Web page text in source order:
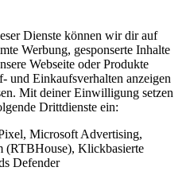
Dienste können wir dir auf
Werbung, gesponserte Inhalte
Webseite oder Produkte
und Einkaufsverhalten anzeigen
Mit deiner Einwilligung setzen
Drittdienste ein:
Microsoft Advertising,
(RTBHouse), Klickbasierte
Defender